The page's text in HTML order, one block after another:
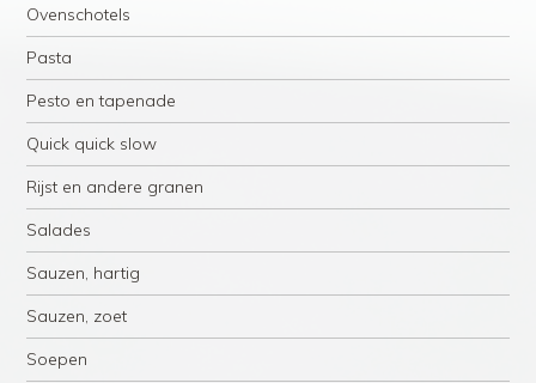
Ovenschotels
Pasta
Pesto en tapenade
Quick quick slow
Rijst en andere granen
Salades
Sauzen, hartig
Sauzen, zoet
Soepen